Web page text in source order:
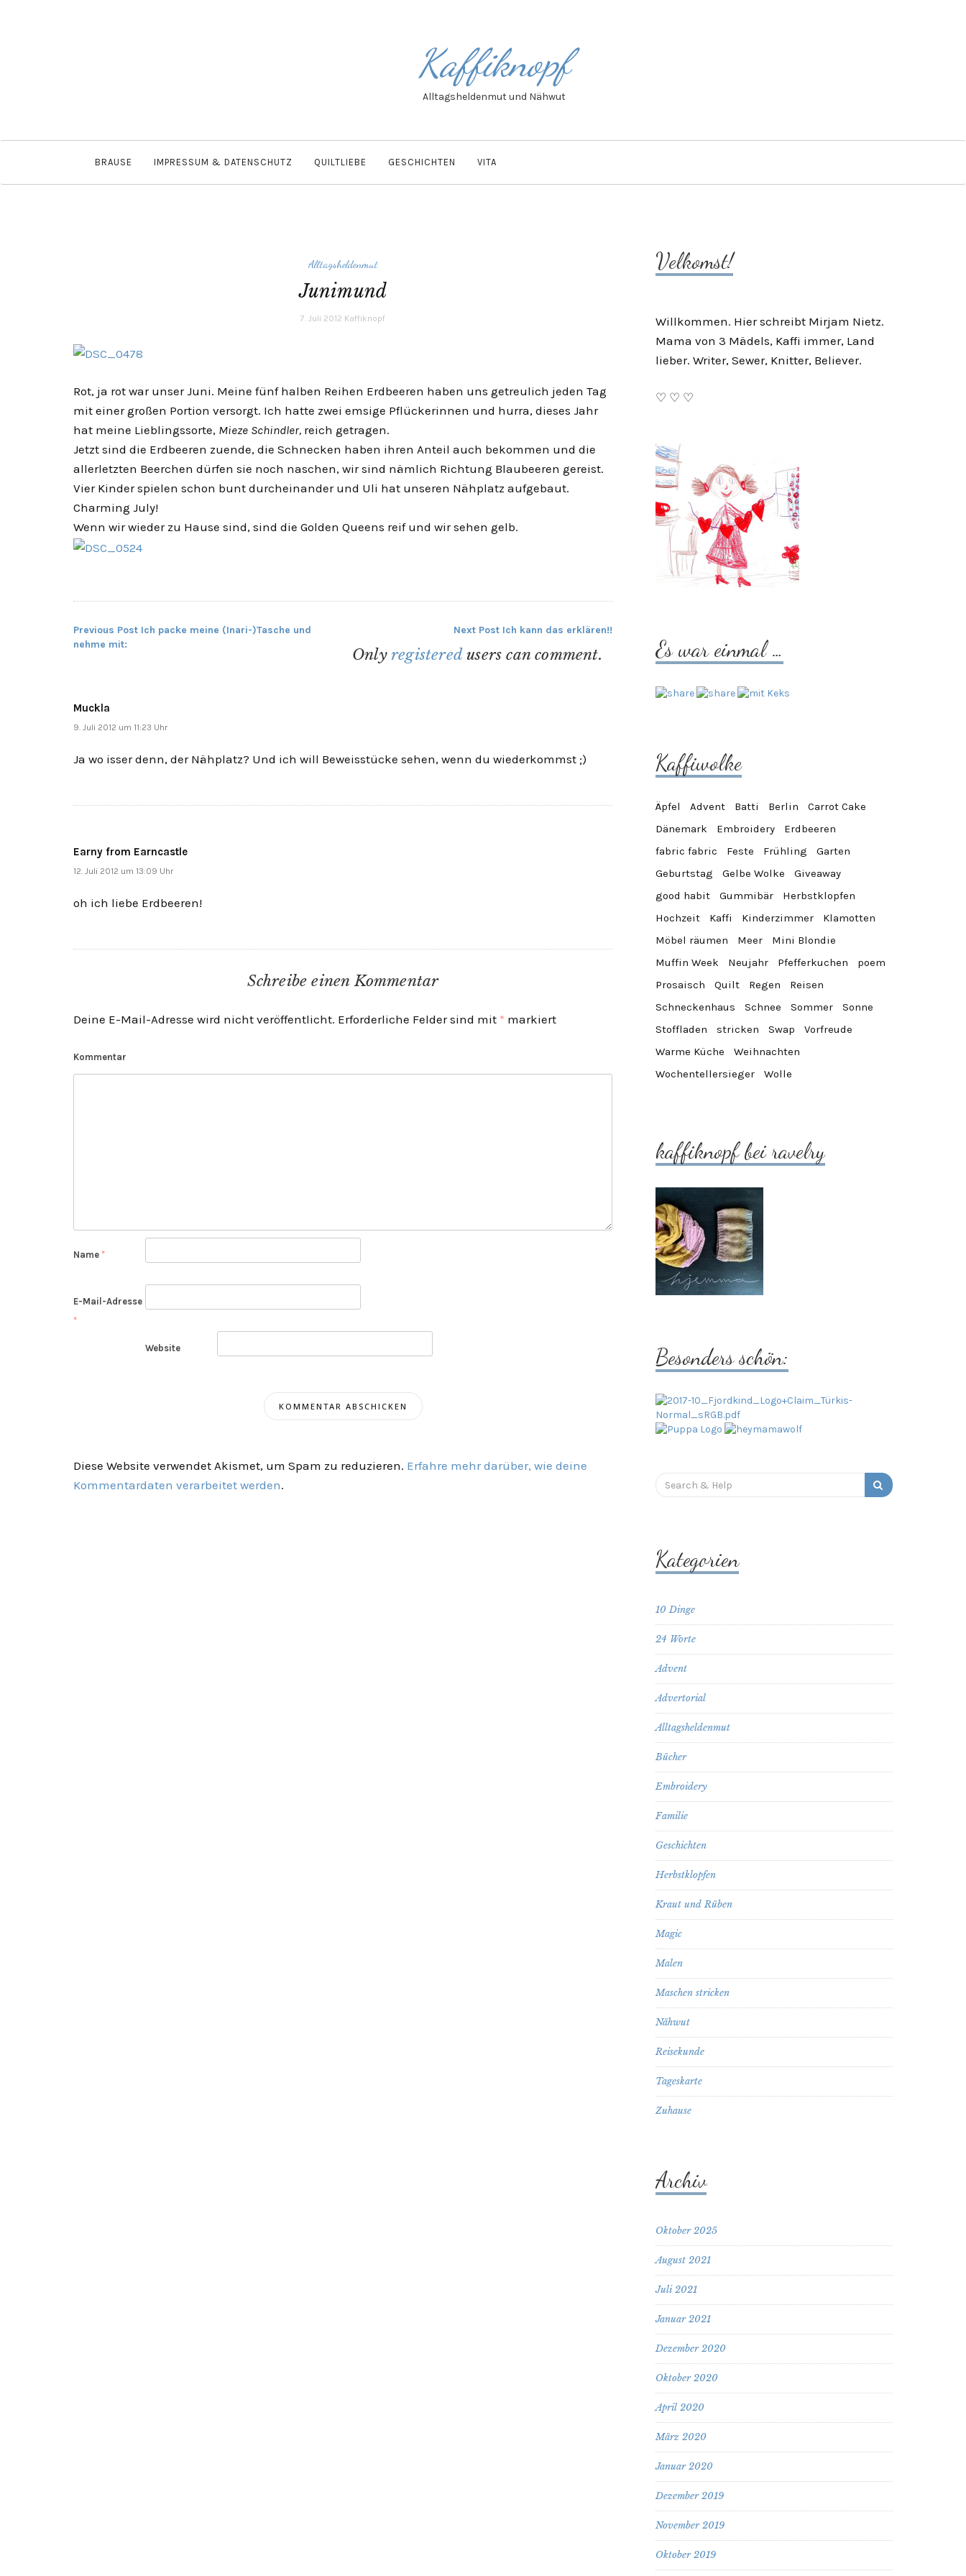
Kaffiknopf
Alltagsheldenmut und Nähwut
BRAUSE IMPRESSUM & DATENSCHUTZ QUILTLIEBE GESCHICHTEN VITA
Alltagsheldenmut
Junimund
7. Juli 2012 Kaffiknopf
Rot, ja rot war unser Juni. Meine fünf halben Reihen Erdbeeren haben uns getreulich jeden Tag
mit einer großen Portion versorgt. Ich hatte zwei emsige Pflückerinnen und hurra, dieses Jahr
hat meine Lieblingssorte, Mieze Schindler, reich getragen.
Jetzt sind die Erdbeeren zuende, die Schnecken haben ihren Anteil auch bekommen und die
allerletzten Beerchen dürfen sie noch naschen, wir sind nämlich Richtung Blaubeeren gereist.
Vier Kinder spielen schon bunt durcheinander und Uli hat unseren Nähplatz aufgebaut.
Charming July!
Wenn wir wieder zu Hause sind, sind die Golden Queens reif und wir sehen gelb.
Beitragsnavigation
Previous Post Ich packe meine (Inari-)Tasche und
nehme mit:
Next Post Ich kann das erklären!!
Onlyregisteredusers can comment.
Muckla
9. Juli 2012 um 11:23 Uhr
Ja wo isser denn, der Nähplatz? Und ich will Beweisstücke sehen, wenn du wiederkommst ;)
Earny from Earncastle
12. Juli 2012 um 13:09 Uhr
oh ich liebe Erdbeeren!
Schreibe einen Kommentar
Deine E-Mail-Adresse wird nicht veröffentlicht. Erforderliche Felder sind mit * markiert
Kommentar
Name *
E-Mail-Adresse
*
Website
Diese Website verwendet Akismet, um Spam zu reduzieren. Erfahre mehr darüber, wie deine
Kommentardaten verarbeitet werden.
Velkomst!
Willkommen. Hier schreibt Mirjam Nietz.
Mama von 3 Mädels, Kaffi immer, Land
lieber. Writer, Sewer, Knitter, Believer.
♡ ♡ ♡
Es war einmal …
Kaffiwolke
Äpfel Advent Batti Berlin
Carrot Cake
Dänemark
Embroidery
Erdbeeren
fabric fabric
Feste Frühling
Garten
Geburtstag
Gelbe Wolke
Giveaway
good habit
Gummibär
Herbstklopfen
Hochzeit
Kaffi Kinderzimmer
Klamotten
Möbel räumen
Meer
Mini Blondie
Muffin Week
Neujahr Pfefferkuchen
poem
Prosaisch
Quilt Regen
Reisen
Schneckenhaus
Schnee Sommer
Sonne
Stoffladen
stricken Swap
Vorfreude
Warme Küche
Weihnachten
Wochentellersieger
Wolle
kaffiknopf bei ravelry
Besonders schön:
Search
for:
Kategorien
10 Dinge
24 Worte
Advent
Advertorial
Alltagsheldenmut
Bücher
Embroidery
Familie
Geschichten
Herbstklopfen
Kraut und Rüben
Magic
Malen
Maschen stricken
Nähwut
Reisekunde
Tageskarte
Zuhause
Archiv
Oktober 2025
August 2021
Juli 2021
Januar 2021
Dezember 2020
Oktober 2020
April 2020
März 2020
Januar 2020
Dezember 2019
November 2019
Oktober 2019